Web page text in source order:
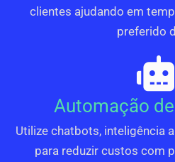
clientes ajudando em
preferido
Automação
Utilize chatbots, inteligência
para reduzir custos com